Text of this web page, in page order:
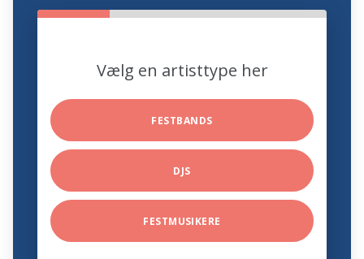
Vælg en artisttype her
FESTBANDS
DJS
FESTMUSIKERE